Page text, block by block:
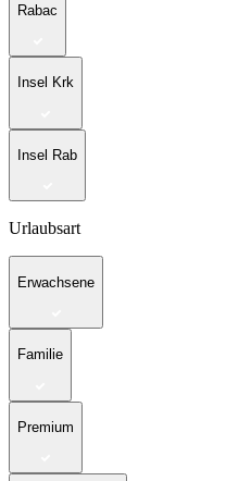
Rabac
Insel Krk
Insel Rab
Urlaubsart
Erwachsene
Familie
Premium